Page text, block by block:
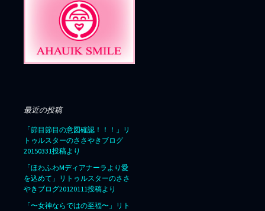
最近の投稿
「節目節目の意図確認！！！」リ
トゥルスターのささやきブログ
20150331投稿より
「ほわふわMディアナーラより愛
を込めて」リトゥルスターのささ
やきブログ20120111投稿より
「〜女神ならではの至福〜」リト